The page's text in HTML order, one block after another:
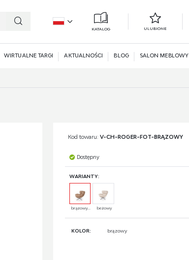
KATALOG ULUBIONE
WIRTUALNE TARGI AKTUALNOŚCI BLOG SALON MEBLOWY
Kod towaru: V-CH-ROGER-FOT-BRĄZOWY
Dostępny
WARIANTY:
brązowy... beżowy
KOLOR: brązowy